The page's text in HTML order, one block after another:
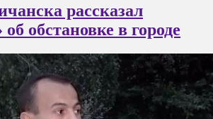
рассказал
обстановке в городе